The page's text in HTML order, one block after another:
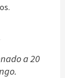
a 20